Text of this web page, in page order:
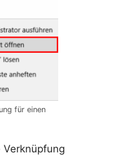
für einen
Verknüpfung